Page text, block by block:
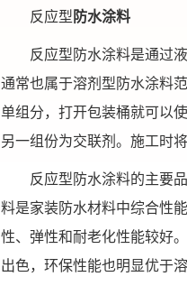
反应型 防水涂料
反应型防水涂料是通过
通常也属于溶剂型防水涂料
单组分，打开包装桶就可以
另一组份为交联剂。施工时
反应型防水涂料的主要
料是家装防水材料中综合性
性、弹性和耐老化性能较好
出色，环保性能也明显优于